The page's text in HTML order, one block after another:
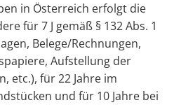
in Österreich erfolgt die
für 7 J gemäß § 132 Abs. 1
Belege/Rechnungen,
Aufstellung der
etc.), für 22 Jahre im
und für 10 Jahre bei